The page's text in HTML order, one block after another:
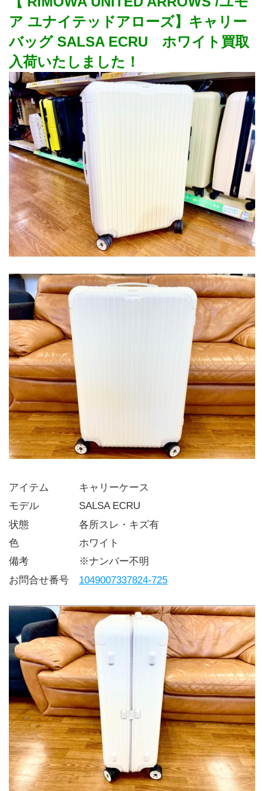
ア ユナイテッドアローズ】キャリー
バッグ SALSA ECRU　ホワイト買取
入荷いたしました！﻿
アイテム   キャリーケース
モデル    SALSA ECRU
状態     各所スレ・キズ有
色      ホワイト
備考     ※ナンバー不明
お問合せ番号 1049007337824-725